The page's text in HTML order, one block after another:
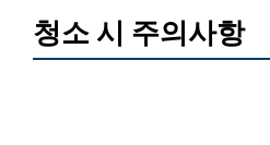
청소 시 주의사항